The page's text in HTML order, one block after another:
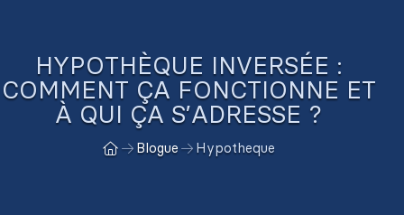
HYPOTHÈQUE INVERSÉE :
COMMENT ÇA FONCTIONNE ET
À QUI ÇA S’ADRESSE ?
Blogue Hypotheque